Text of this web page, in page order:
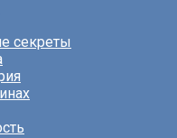
секреты